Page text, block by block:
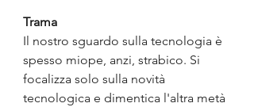
Trama
Il nostro sguardo sulla tecnologia è
spesso miope, anzi, strabico. Si
focalizza solo sulla novità
tecnologica e dimentica l'altra metà